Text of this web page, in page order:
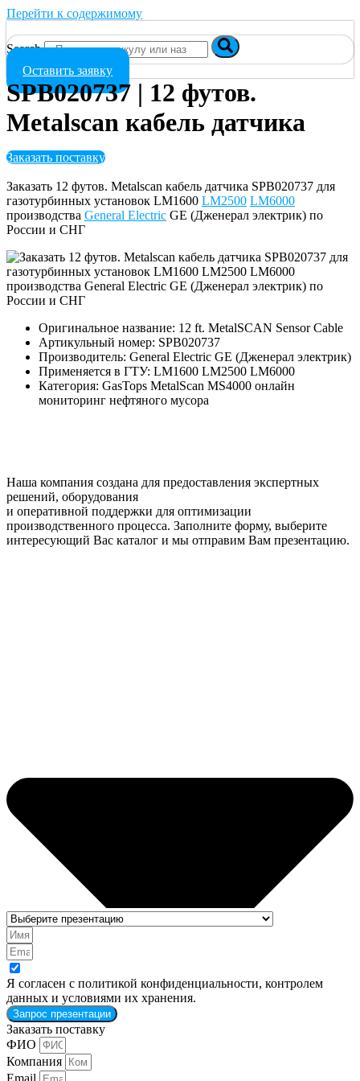
Перейти к содержимому
Search
Оставить заявку
SPB020737 | 12 футов.
Metalscan кабель датчика
Заказать поставку
Заказать 12 футов. Metalscan кабель датчика SPB020737 для
газотурбинных установок LM1600 LM2500 LM6000
производства General Electric GE (Дженерал электрик) по
России и СНГ
Оригинальное название: 12 ft. MetalSCAN Sensor Cable
Артикульный номер: SPB020737
Производитель: General Electric GE (Дженерал электрик)
Применяется в ГТУ: LM1600 LM2500 LM6000
Категория: GasTops MetalScan MS4000 онлайн
мониторинг нефтяного мусора
Наша компания создана для предоставления экспертных
решений, оборудования
и оперативной поддержки для оптимизации
производственного процесса. Заполните форму, выберите
интересующий Вас каталог и мы отправим Вам презентацию.
Я согласен с политикой конфиденциальности, контролем
данных и условиями их хранения.
Запрос презентации
Заказать поставку
ФИО
Компания
Email